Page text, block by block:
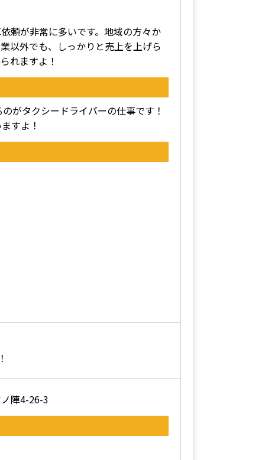
頼が非常に多いです。地域の方々か
以外でも、しっかりと売上を上げら
れますよ！
がタクシードライバーの仕事です！
すよ！
陣4-26-3